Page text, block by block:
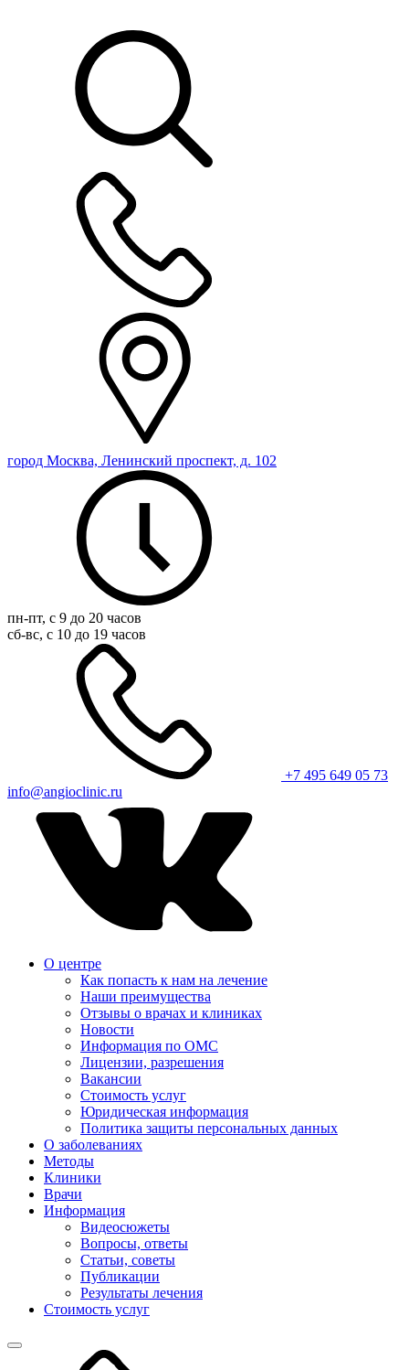
город Москва, Ленинский проспект, д. 102
пн-пт, с 9 до 20 часов
сб-вс, с 10 до 19 часов
+7 495 649 05 73
info@angioclinic.ru
О центре
Как попасть к нам на лечение
Наши преимущества
Отзывы о врачах и клиниках
Новости
Информация по ОМС
Лицензии, разрешения
Вакансии
Стоимость услуг
Юридическая информация
Политика защиты персональных данных
О заболеваниях
Методы
Клиники
Врачи
Информация
Видеосюжеты
Вопросы, ответы
Статьи, советы
Публикации
Результаты лечения
Стоимость услуг